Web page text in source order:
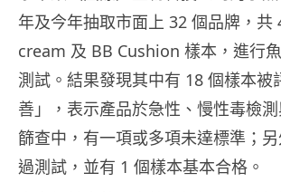
年及今年抽取市面上 32 個品牌，共
cream 及 BB Cushion 樣本，進行
測試。結果發現其中有 18 個樣本被
善」，表示產品於急性、慢性毒檢
篩查中，有一項或多項未達標準；
過測試，並有 1 個樣本基本合格。